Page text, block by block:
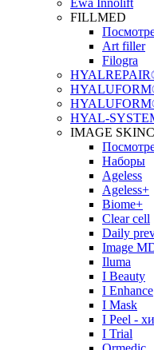
Ewa Innolift
FILLMED
Art filler
Filogra
HYAL-
IMAGE
Наборы
Ageless
Ageless+
Biome+
Clear cell
Daily
Image
Iluma
I Beauty
I Enhance
I Mask
I Peel -
I Trial